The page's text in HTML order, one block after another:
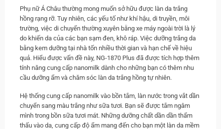
Phụ nữ Á Châu thường mong muốn sở hữu được làn da trắng
hồng rạng rỡ. Tuy nhiên, các yếu tố như khí hậu, di truyền, môi
trường, việc di chuyển thường xuyên bằng xe máy ngoài trời là lý
do khiến da của các bạn sạm đen, khô ráp. Việc dưỡng trắng da
bằng kem dưỡng tại nhà tốn nhiều thời gian và hạn chế về hiệu
quả. Hiểu được vấn đề này, NG-1870 Plus đã được tích hợp thêm
tính năng cung cấp nanomilk dành cho những bạn có thêm nhu
cầu dưỡng ẩm và chăm sóc làn da trắng hồng tự nhiên.
Hệ thống cung cấp nanomilk vào bồn tắm, làn nước trong vắt dần
chuyển sang màu trắng như sữa tươi. Bạn sẽ được tắm ngâm
mình trong bồn sữa tươi mát. Những dưỡng chất dần dần thẩm
thấu vào da, cung cấp độ ẩm mang đến cho bạn một làn da mềm